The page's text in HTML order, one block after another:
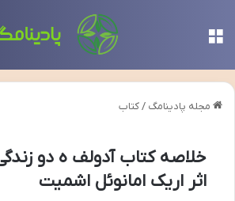
مجله پادینامگ /کتاب
خلاصه کتاب آدولف ه دو
اثر اریک امانوئل اشمیت